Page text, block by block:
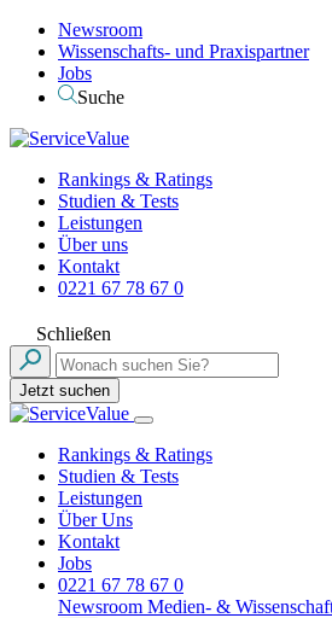
Newsroom
Wissenschafts- und Praxispartner
Jobs
Suche
Rankings & Ratings
Studien & Tests
Leistungen
Über uns
Kontakt
0221 67 78 67 0
Schließen
Jetzt suchen
Rankings & Ratings
Studien & Tests
Leistungen
Über Uns
Kontakt
Jobs
0221 67 78 67 0
Newsroom Medien- &